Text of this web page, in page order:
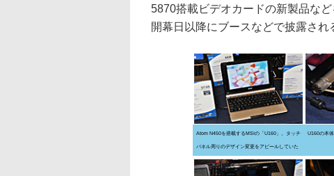
5870搭載ビデオカードの新製品な
開幕日以降にブースなどで披露され
Atom N450を搭載するMSIの「U160」。タッチ
パネル周りのデザイン変更をアピールしていた
U160の本